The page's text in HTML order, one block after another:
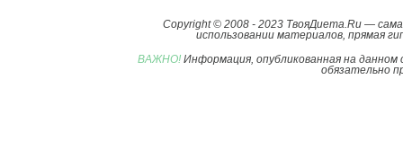
Copyright © 2008 - 2023 ТвояДиета.Ru —
использовании материалов, прямая
ВАЖНО! Информация, опубликованная на
обязательно